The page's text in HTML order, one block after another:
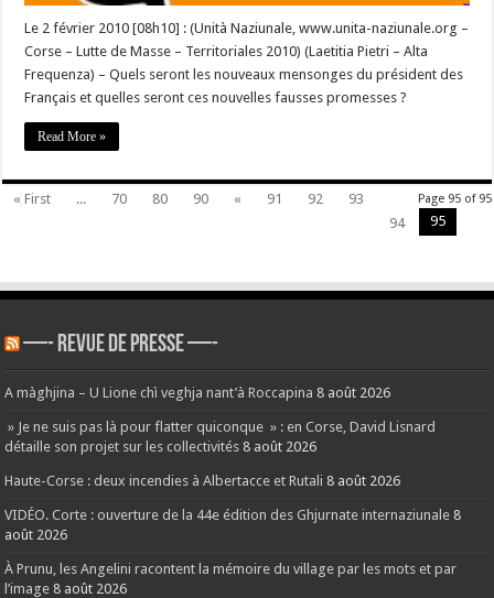
Le 2 février 2010 [08h10] : (Unità Naziunale, www.unita-naziunale.org –
Corse – Lutte de Masse – Territoriales 2010) (Laetitia Pietri – Alta
Frequenza) – Quels seront les nouveaux mensonges du président des
Français et quelles seront ces nouvelles fausses promesses ?
Read More »
Page 95 of 95
« First ... 70 80 90 « 91 92
93
94
95
—- REVUE DE PRESSE —-
A màghjina – U Lione chì veghja nant’à Roccapina 8 août 2026
» Je ne suis pas là pour flatter quiconque » : en Corse, David Lisnard
détaille son projet sur les collectivités 8 août 2026
Haute-Corse : deux incendies à Albertacce et Rutali 8 août 2026
VIDÉO. Corte : ouverture de la 44e édition des Ghjurnate internaziunale 8
août 2026
À Prunu, les Angelini racontent la mémoire du village par les mots et par
l’image 8 août 2026